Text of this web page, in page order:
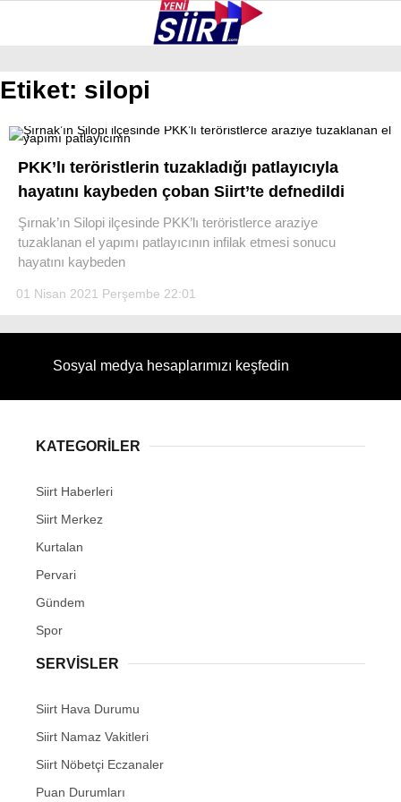
GALERİ VİDEO YAZARLAR
KURTALAN
ERUH
BAYKAN
PERVARI
ŞIRVAN
GÜNDEM
NÖBETÇI ECZANELER
Etiket: silopi
PKK’lı teröristlerin tuzakladığı patlayıcıyla
hayatını kaybeden çoban Siirt’te defnedildi
Şırnak’ın Silopi ilçesinde PKK’lı teröristlerce araziye
tuzaklanan el yapımı patlayıcının infilak etmesi sonucu
hayatını kaybeden
01 Nisan 2021 Perşembe 22:01
Sosyal medya hesaplarımızı keşfedin
KATEGORİLER
Siirt Haberleri
Siirt Merkez
Kurtalan
Pervari
Gündem
Spor
SERVİSLER
Siirt Hava Durumu
Siirt Namaz Vakitleri
Siirt Nöbetçi Eczanaler
Puan Durumları